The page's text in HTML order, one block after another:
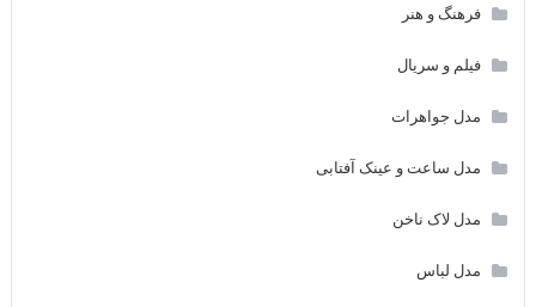
فرهنگ و هنر
فیلم و سریال
مدل جواهرات
مدل ساعت و عینک آفتابی
مدل لاک ناخن
مدل لباس